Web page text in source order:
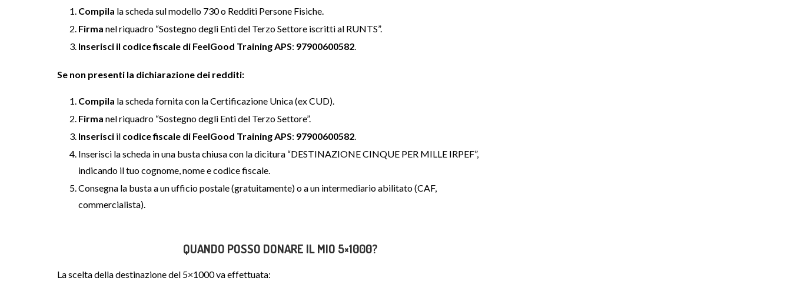
Compila la scheda sul modello 730 o Redditi Persone Fisiche.
Firma nel riquadro “Sostegno degli Enti del Terzo Settore iscritti al RUNTS”.
Inserisci il codice fiscale di FeelGood Training APS: 97900600582.
Se non presenti la dichiarazione dei redditi:
Compila la scheda fornita con la Certificazione Unica (ex CUD).
Firma nel riquadro “Sostegno degli Enti del Terzo Settore”.
Inserisci il codice fiscale di FeelGood Training APS: 97900600582.
Inserisci la scheda in una busta chiusa con la dicitura “DESTINAZIONE CINQUE PER MILLE IRPEF”,
indicando il tuo cognome, nome e codice fiscale.
Consegna la busta a un ufficio postale (gratuitamente) o a un intermediario abilitato (CAF,
commercialista).
QUANDO POSSO DONARE IL MIO 5×1000?
La scelta della destinazione del 5×1000 va effettuata: